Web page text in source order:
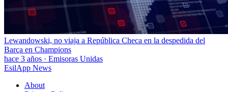
Lewandowski, no viaja a República Checa en la despedida del
Barça en Champions
hace 3 años · Emisoras Unidas
EsilApp News
About